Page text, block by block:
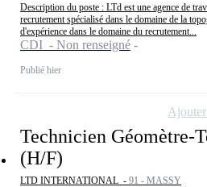
Description du poste : LTd est une agence de
recrutement spécialisé dans le domaine de la
d'expérience dans le domaine du recrutement...
CDI - Non renseigné
Publié hier
Technicien Géomètre-
(H/F)
LTD INTERNATIONAL - 91 - MASSY